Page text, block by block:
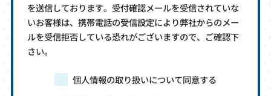
を送信しております。受付確認メールを受信されていな
いお客様は、携帯電話の受信設定により弊社からのメー
ルを受信拒否している恐れがございますので、ご確認下
さい。
個人情報の取り扱いについて同意する